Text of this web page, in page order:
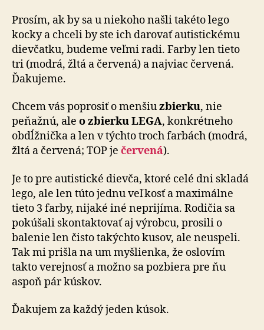
Prosím, ak by sa u niekoho našli takéto lego
kocky a chceli by ste ich darovať autistickému
dievčatku, budeme veľmi radi. Farby len tieto
tri (modrá, žltá a červená) a najviac červená.
Ďakujeme.
Chcem vás poprosiť o menšiuzbierku, nie
peňažnú, ale o zbierku LEGA, konkrétneho
obdĺžnička a len v týchto troch farbách (modrá,
žltá a červená; TOP je červená).
Je to pre autistické dievča, ktoré celé dni skladá
lego, ale len túto jednu veľkosť a maximálne
tieto 3 farby, nijaké iné neprijíma. Rodičia sa
pokúšali skontaktovať aj výrobcu, prosili o
balenie len čisto takýchto kusov, ale neuspeli.
Tak mi prišla na um myšlienka, že oslovím
takto verejnosť a možno sa pozbiera pre ňu
aspoň pár kúskov.
Ďakujem za každý jeden kúsok.